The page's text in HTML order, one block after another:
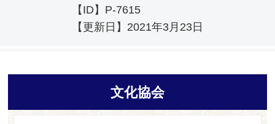
【ID】 P-7615
【更新日】 2021年3月23日
文化協会